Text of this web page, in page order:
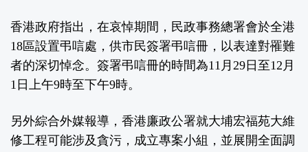
香港政府指出，在哀悼期間，民政事務總署會於全港
18區設置弔唁處，供市民簽署弔唁冊，以表達對罹難
者的深切悼念。簽署弔唁冊的時間為11月29日至12月
1日上午9時至下午9時。
另外綜合外媒報導，香港廉政公署就大埔宏福苑大維
修工程可能涉及貪污，成立專案小組，並展開全面調